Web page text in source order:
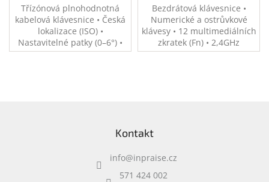
Třízónová plnohodnotná
kabelová klávesnice • Česká
lokalizace (ISO) •
Nastavitelné patky (0–6°) •
Kontrolky LED
Bezdrátová klávesnice •
Numerické a ostrůvkové
klávesy • 12 multimediálních
zkratek (Fn) • 2,4GHz
bezdrátový USB-A přijímač
Kontakt
info@inpraise.cz
571 424 002